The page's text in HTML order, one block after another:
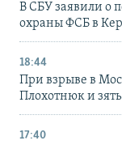
В СБУ заявили о
охраны ФСБ в
18:44
При взрыве в
Плохотнюк и
17:40